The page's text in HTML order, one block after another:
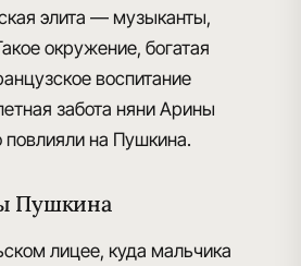
элита — музыканты,
окружение, богатая
воспитание
забота няни Арины
на Пушкина.
Пушкина
лицее, куда мальчика